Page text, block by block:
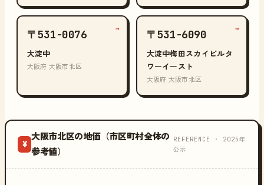
〒531-0076
大淀中
大阪府 大阪市北区
→ 〒531-6090
大淀中梅田スカイビルタ
ワーイースト
大阪府 大阪市北区
→
¥
大阪市北区の地価（市区町村全体の
参考値）
REFERENCE · 2025年
公示